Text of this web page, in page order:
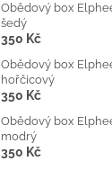
Obědový box
šedý
350 Kč
Obědový box
hořčicový
350 Kč
Obědový box
modrý
350 Kč